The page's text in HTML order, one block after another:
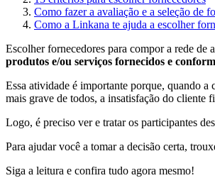
Como fazer a avaliação e a seleção de
Como a Linkana te ajuda a escolher
Escolher fornecedores para compor a rede de
produtos e/ou serviços fornecidos e
Essa atividade é importante porque, quando a
mais grave de todos, a insatisfação do cliente
Logo, é preciso ver e tratar os participantes
Para ajudar você a tomar a decisão certa,
Siga a leitura e confira tudo agora mesmo!